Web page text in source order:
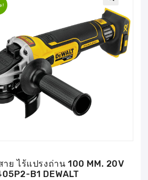
าย ไร้แปรงถ่าน 100 MM. 20V
B1 DEWALT